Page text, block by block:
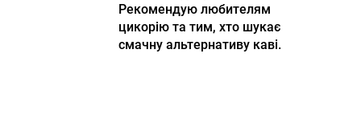
Рекомендую любителям
цикорію та тим, хто шукає
смачну альтернативу каві.